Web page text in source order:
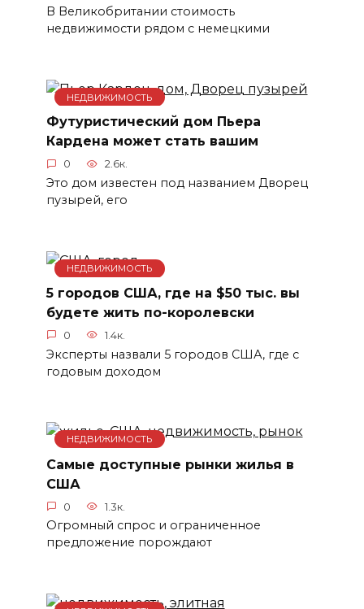
В Великобритании стоимость
недвижимости рядом с немецкими
НЕДВИЖИМОСТЬ
Футуристический дом Пьера
Кардена может стать вашим
0 2.6к.
Это дом известен под названием Дворец
пузырей, его
НЕДВИЖИМОСТЬ
5 городов США, где на $50 тыс. вы
будете жить по-королевски
0 1.4к.
Эксперты назвали 5 городов США, где с
годовым доходом
НЕДВИЖИМОСТЬ
Самые доступные рынки жилья в
США
0 1.3к.
Огромный спрос и ограниченное
предложение порождают